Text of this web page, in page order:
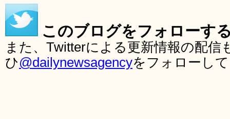
このブログをフォローす
また、Twitterによる更新情報の配
ひ@dailynewsagencyをフォローし